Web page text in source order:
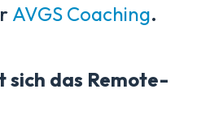
AVGS Coaching.
sich das Remote-